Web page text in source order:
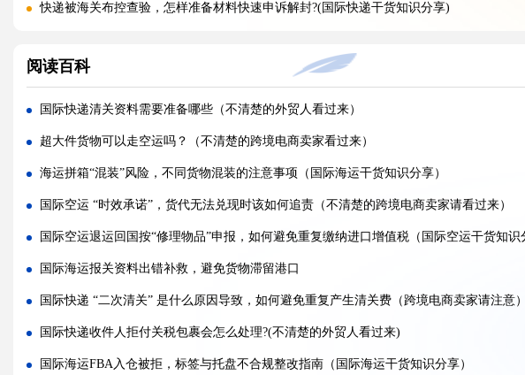
快递被海关布控查验，怎样准备材料快速申诉解封?(国际快递干货知识分享)
国际快递实木木箱无 IPPC 标识，一定会被海关扣留吗?(国际快递干货知识分享)
快递 AMS、IOSS、VAT 预申报填错，会带来什么麻烦?(国际快递干货知识分享)
国际快递低申报被海关查到，一般罚款比例是多少（外贸人请注意）
国际快递品名申报出错，会产生哪些罚款与滞留后果?(外贸人请注意)
国际快递频繁被扣件，到底该如何降低扣关概率?(国际快递干货知识分享)
空运订舱后被航司甩舱，该怎么应急处理（国际空运干货知识分享）
空运货物派送失败，包裹会被如何处置?（不清楚的外贸人看过来）
加急国际空运真的能提速，靠谱吗?(国际空运干货知识分享)
FBA 空运出现丢件破损，理赔流程怎么走（国际空运干货知识分享）
阅读百科
国际快递清关资料需要准备哪些（不清楚的外贸人看过来）
超大件货物可以走空运吗？（不清楚的跨境电商卖家看过来）
海运拼箱“混装”风险，不同货物混装的注意事项（国际海运干货知识分享）
国际空运 “时效承诺”，货代无法兑现时该如何追责（不清楚的跨境电商卖家请看过来）
国际空运退运回国按“修理物品”申报，如何避免重复缴纳进口增值税（国际空运干货知识
国际海运报关资料出错补救，避免货物滞留港口
国际快递 “二次清关” 是什么原因导致，如何避免重复产生清关费（跨境电商卖家请注意）
国际快递收件人拒付关税包裹会怎么处理?(不清楚的外贸人看过来)
国际海运FBA入仓被拒，标签与托盘不合规整改指南（国际海运干货知识分享）